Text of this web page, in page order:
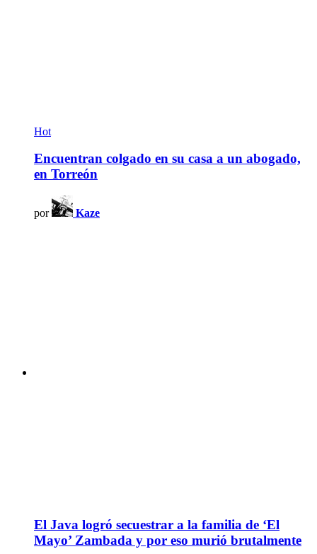
Hot
Encuentran colgado en su casa a un abogado,
en Torreón
por Kaze
El Java logró secuestrar a la familia de ‘El
Mayo’ Zambada y por eso murió brutalmente